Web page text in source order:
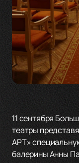
11 сентября
театры
АРТ»
балерины Анны